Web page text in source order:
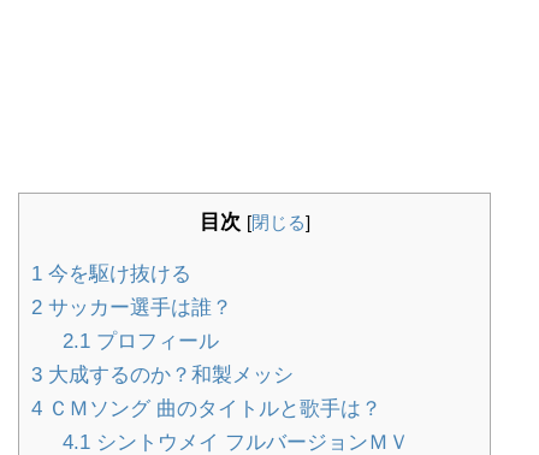
目次 [閉じる]
1 今を駆け抜ける
2 サッカー選手は誰？
2.1プロフィール
3 大成するのか？和製メッシ
4 ＣＭソング 曲のタイトルと歌手は？
4.1シントウメイ フルバージョンＭＶ